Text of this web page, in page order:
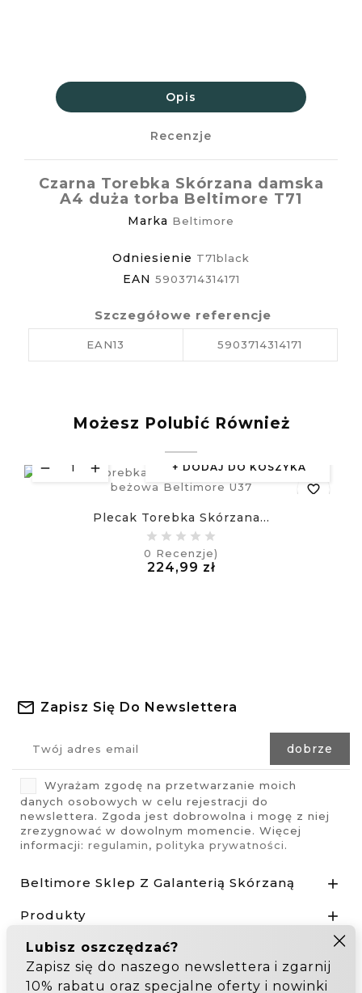
Opis
Recenzje
Czarna Torebka Skórzana damska
A4 duża torba Beltimore T71
Marka Beltimore
Odniesienie T71black
EAN 5903714314171
Szczegółowe referencje
EAN13 5903714314171
Możesz Polubić Również
DODAJ DO KOSZYKA
favorite_border
Plecak Torebka Skórzana...
0 Recenzje)
224,99 złCena
Zapisz Się Do Newslettera
Wyrażam zgodę na przetwarzanie moich
danych osobowych w celu rejestracji do
newslettera. Zgoda jest dobrowolna i mogę z niej
zrezygnować w dowolnym momencie. Więcej
informacji: regulamin, polityka prywatności.
Beltimore Sklep Z Galanterią Skórzaną 
Produkty 
Nasza Firma 
Odstąp od umowy tutaj